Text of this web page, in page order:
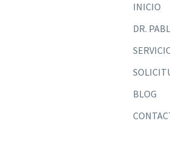
INICIO
DR.
BLOG